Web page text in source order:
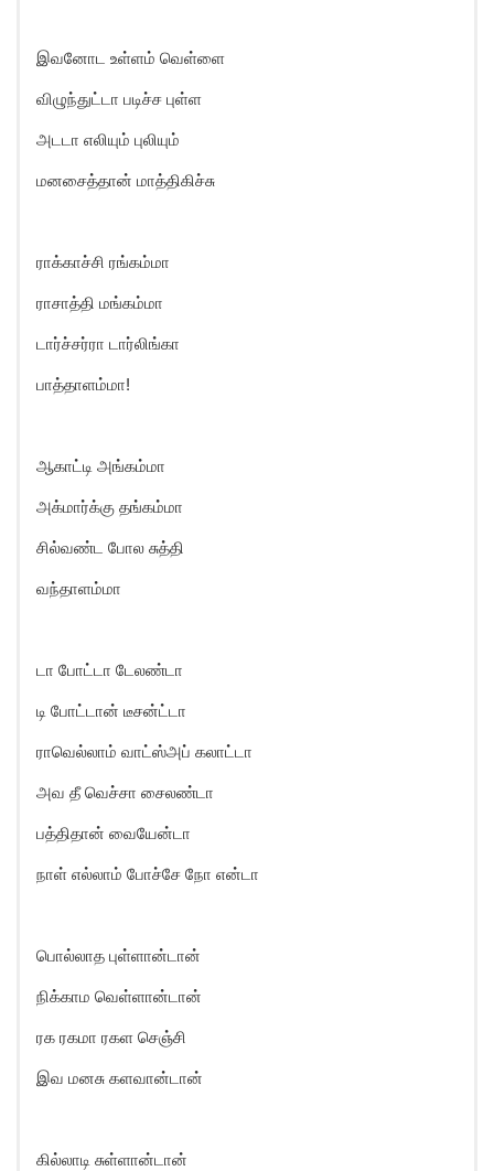
இவனோட உள்ளம் வெள்ளை
விழுந்துட்டா படிச்ச புள்ள
அடடா எலியும் புலியும்
மனசைத்தான் மாத்திகிச்சு
ராக்காச்சி ரங்கம்மா
ராசாத்தி மங்கம்மா
டார்ச்சர்ரா டார்லிங்கா
பாத்தாளம்மா!
ஆகாட்டி அங்கம்மா
அக்மார்க்கு தங்கம்மா
சில்வண்ட போல சுத்தி
வந்தாளம்மா
டா போட்டா டேலண்டா
டி போட்டான் டீசன்ட்டா
ராவெல்லாம் வாட்ஸ்அப் கலாட்டா
அவ தீ வெச்சா சைலண்டா
பத்திதான் வையேன்டா
நாள் எல்லாம் போச்சே நோ என்டா
பொல்லாத புள்ளான்டான்
நிக்காம வெள்ளான்டான்
ரக ரகமா ரகள செஞ்சி
இவ மனசு களவான்டான்
கில்லாடி சுள்ளான்டான்